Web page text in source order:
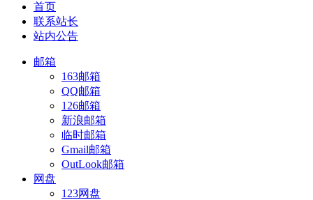
首页
联系站长
站内公告
邮箱
163邮箱
QQ邮箱
126邮箱
新浪邮箱
临时邮箱
Gmail邮箱
OutLook邮箱
网盘
123网盘